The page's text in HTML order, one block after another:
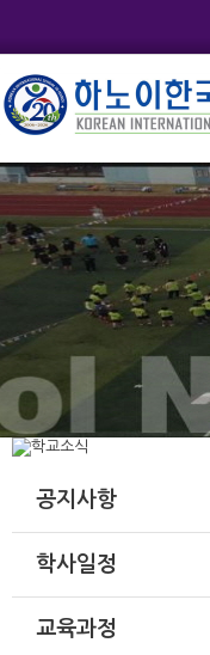
공지사항
학사일정
교육과정